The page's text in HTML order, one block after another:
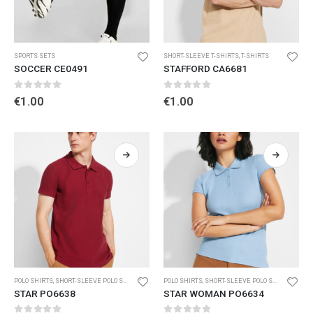
SPORTS SETS
SOCCER CE0491
0 out of 5
€1.00
SHORT-SLEEVE T-SHIRTS T-SHIRTS
STAFFORD CA6681
0 out of 5
€1.00
POLO SHIRTS SHORT-SLEEVE POLO SHIRTS
STAR PO6638
POLO SHIRTS SHORT-SLEEVE POLO SHIRTS
STAR WOMAN PO6634